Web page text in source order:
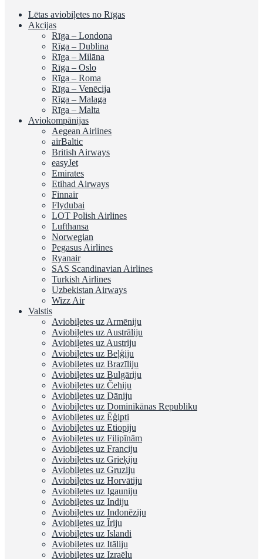
Lētas aviobiļetes no Rīgas
Akcijas
Rīga – Londona
Rīga – Dublina
Rīga – Milāna
Rīga – Oslo
Rīga – Roma
Rīga – Venēcija
Rīga – Malaga
Rīga – Malta
Aviokompānijas
Aegean Airlines
airBaltic
British Airways
easyJet
Emirates
Etihad Airways
Finnair
Flydubai
LOT Polish Airlines
Lufthansa
Norwegian
Pegasus Airlines
Ryanair
SAS Scandinavian Airlines
Turkish Airlines
Uzbekistan Airways
Wizz Air
Valstis
Aviobiļetes uz Armēniju
Aviobiļetes uz Austrāliju
Aviobiļetes uz Austriju
Aviobiļetes uz Beļģiju
Aviobiļetes uz Brazīliju
Aviobiļetes uz Bulgāriju
Aviobiļetes uz Čehiju
Aviobiļetes uz Dāniju
Aviobiļetes uz Dominikānas Republiku
Aviobiļetes uz Ēģipti
Aviobiļetes uz Etiopiju
Aviobiļetes uz Filipīnām
Aviobiļetes uz Franciju
Aviobiļetes uz Grieķiju
Aviobiļetes uz Gruziju
Aviobiļetes uz Horvātiju
Aviobiļetes uz Igauniju
Aviobiļetes uz Indiju
Aviobiļetes uz Indonēziju
Aviobiļetes uz Īriju
Aviobiļetes uz Islandi
Aviobiļetes uz Itāliju
Aviobiļetes uz Izraēlu